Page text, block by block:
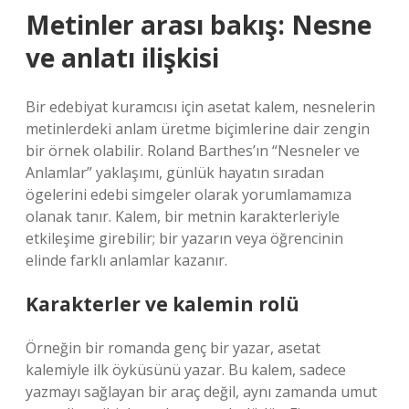
Metinler arası bakış: Nesne
ve anlatı ilişkisi
Bir edebiyat kuramcısı için asetat kalem, nesnelerin
metinlerdeki anlam üretme biçimlerine dair zengin
bir örnek olabilir. Roland Barthes’ın “Nesneler ve
Anlamlar” yaklaşımı, günlük hayatın sıradan
ögelerini edebi simgeler olarak yorumlamamıza
olanak tanır. Kalem, bir metnin karakterleriyle
etkileşime girebilir; bir yazarın veya öğrencinin
elinde farklı anlamlar kazanır.
Karakterler ve kalemin rolü
Örneğin bir romanda genç bir yazar, asetat
kalemiyle ilk öyküsünü yazar. Bu kalem, sadece
yazmayı sağlayan bir araç değil, aynı zamanda umut